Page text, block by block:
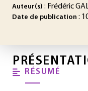
Auteur(s) : Frédéric
Date de publication :
RÉSUMÉ